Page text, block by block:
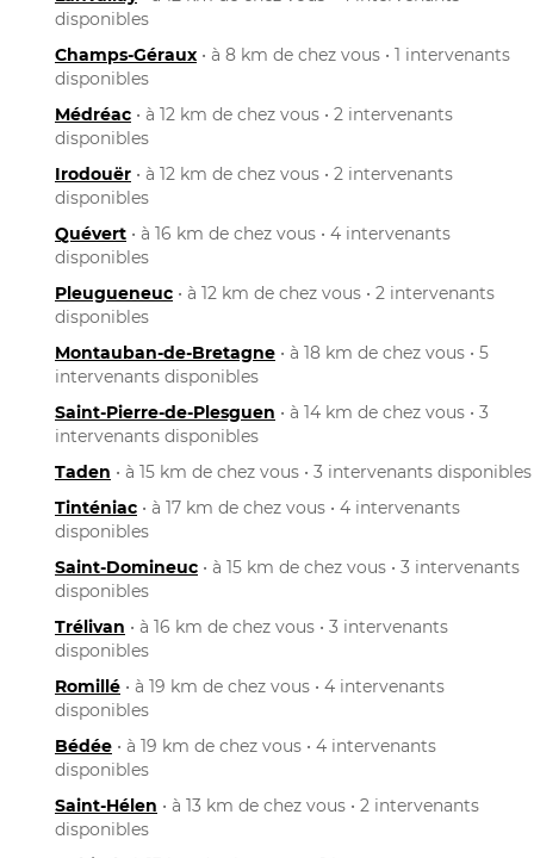
disponibles
Champs-Géraux • à 8 km de chez vous • 1 intervenants
disponibles
Médréac • à 12 km de chez vous • 2 intervenants
disponibles
Irodouër • à 12 km de chez vous • 2 intervenants
disponibles
Quévert • à 16 km de chez vous • 4 intervenants
disponibles
Pleugueneuc • à 12 km de chez vous • 2 intervenants
disponibles
Montauban-de-Bretagne • à 18 km de chez vous • 5
intervenants disponibles
Saint-Pierre-de-Plesguen • à 14 km de chez vous • 3
intervenants disponibles
Taden • à 15 km de chez vous • 3 intervenants disponibles
Tinténiac • à 17 km de chez vous • 4 intervenants
disponibles
Saint-Domineuc • à 15 km de chez vous • 3 intervenants
disponibles
Trélivan • à 16 km de chez vous • 3 intervenants
disponibles
Romillé • à 19 km de chez vous • 4 intervenants
disponibles
Bédée • à 19 km de chez vous • 4 intervenants
disponibles
Saint-Hélen • à 13 km de chez vous • 2 intervenants
disponibles